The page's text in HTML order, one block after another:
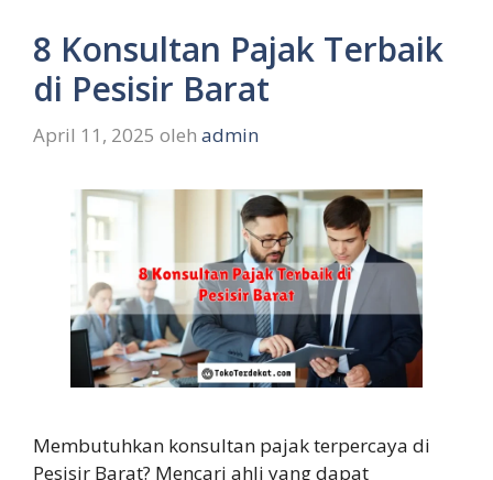
8 Konsultan Pajak Terbaik
di Pesisir Barat
April 11, 2025 oleh admin
Membutuhkan konsultan pajak terpercaya di
Pesisir Barat? Mencari ahli yang dapat